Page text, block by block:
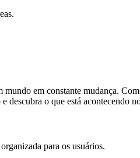
em constante mudança.
descubra o que está acontecendo
para os usuários.